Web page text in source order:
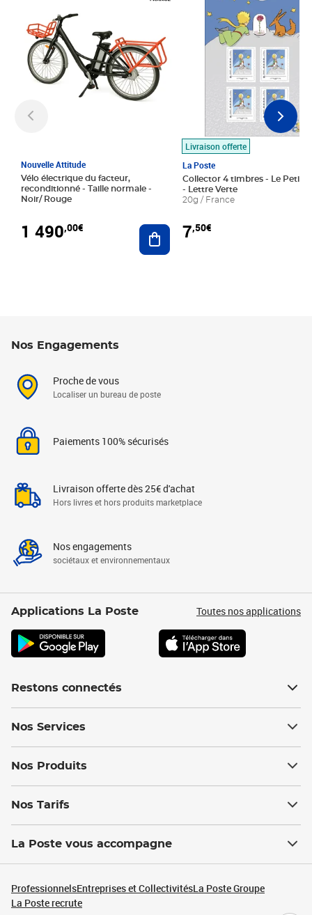
Nouvelle Attitude
Vélo électrique du facteur,
reconditionné - Taille normale -
Noir/ Rouge
1 490,00€ Ajouter au panier
Livraison offerte
La Poste
Collector 4 timbres - Le Petit
- Lettre Verte
20g / France
7,50€
Nos Engagements
Proche de vous
Localiser un bureau de poste
Paiements 100% sécurisés
Livraison offerte dès 25€ d'achat
Hors livres et hors produits marketplace
Nos engagements
sociétaux et environnementaux
Applications La Poste Toutes nos applications
Restons connectés
Nos Services
Nos Produits
Nos Tarifs
La Poste vous accompagne
ProfessionnelsEntreprises et CollectivitésLa Poste Groupe
La Poste recrute